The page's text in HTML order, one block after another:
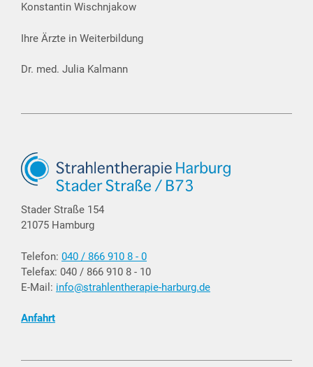
Konstantin Wischnjakow
Ihre Ärzte in Weiterbildung
Dr. med. Julia Kalmann
Stader Straße 154
21075 Hamburg
Telefon: 040 / 866 910 8 - 0
Telefax: 040 / 866 910 8 - 10
E-Mail: info@strahlentherapie-harburg.de
Anfahrt